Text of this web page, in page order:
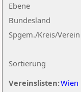
Ebene
Sortierung
Bundesland
Spgem./Kreis/Verein
Vereinslisten:Wien